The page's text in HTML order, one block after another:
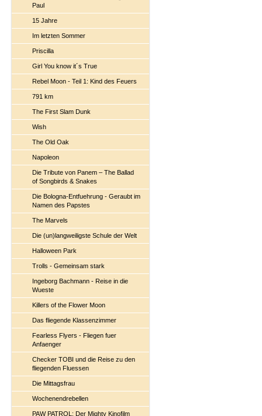
Paul
15 Jahre
Im letzten Sommer
Priscilla
Girl You know it´s True
Rebel Moon - Teil 1: Kind des Feuers
791 km
The First Slam Dunk
Wish
The Old Oak
Napoleon
Die Tribute von Panem – The Ballad
of Songbirds & Snakes
Die Bologna-Entfuehrung - Geraubt im
Namen des Papstes
The Marvels
Die (un)langweiligste Schule der Welt
Halloween Park
Trolls - Gemeinsam stark
Ingeborg Bachmann - Reise in die
Wueste
Killers of the Flower Moon
Das fliegende Klassenzimmer
Fearless Flyers - Fliegen fuer
Anfaenger
Checker TOBI und die Reise zu den
fliegenden Fluessen
Die Mittagsfrau
Wochenendrebellen
PAW PATROL: Der Mighty Kinofilm